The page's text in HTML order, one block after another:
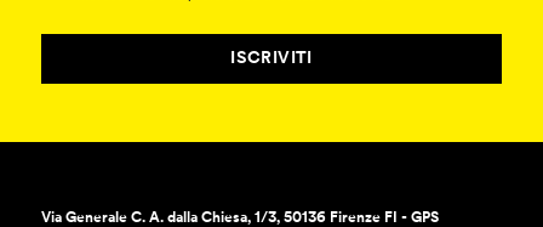
ISCRIVITI
Via Generale C. A. dalla Chiesa, 1/3, 50136 Firenze FI - GPS